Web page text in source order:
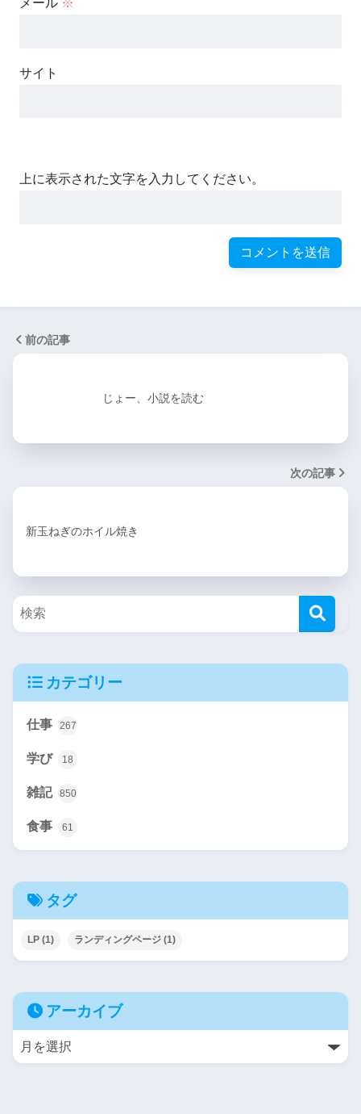
メール ※
サイト
上に表示された文字を入力してください。
前の記事
じょー、小説を読む
次の記事
新玉ねぎのホイル焼き
カテゴリー
仕事 267
学び 18
雑記 850
食事 61
タグ
LP (1) ランディングページ (1)
アーカイブ